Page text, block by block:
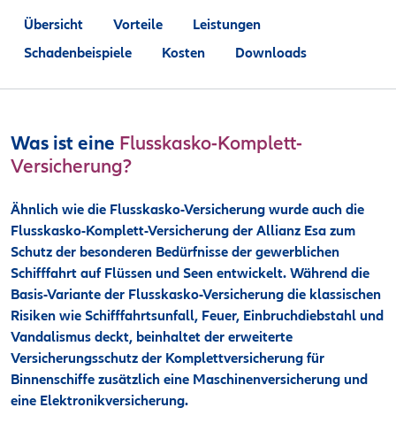
Übersicht Vorteile
Leistungen
Schadenbeispiele
Kosten Downloads
Was ist eine Flusskasko-Komplett-
Versicherung?
Ähnlich wie die Flusskasko-Versicherung wurde auch die
Flusskasko-Komplett-Versicherung der Allianz Esa zum
Schutz der besonderen Bedürfnisse der gewerblichen
Schifffahrt auf Flüssen und Seen entwickelt. Während die
Basis-Variante der Flusskasko-Versicherung die klassischen
Risiken wie Schifffahrtsunfall, Feuer, Einbruchdiebstahl und
Vandalismus deckt, beinhaltet der erweiterte
Versicherungsschutz der Komplettversicherung für
Binnenschiffe zusätzlich eine Maschinenversicherung und
eine Elektronikversicherung.